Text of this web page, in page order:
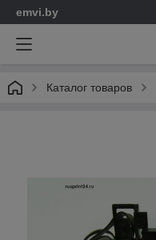
emvi.by
Каталог товаров